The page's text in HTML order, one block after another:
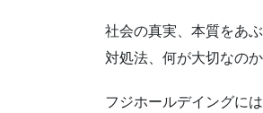
社会の真実、本質をあ
対処法、何が大切なの
フジホールデイングに